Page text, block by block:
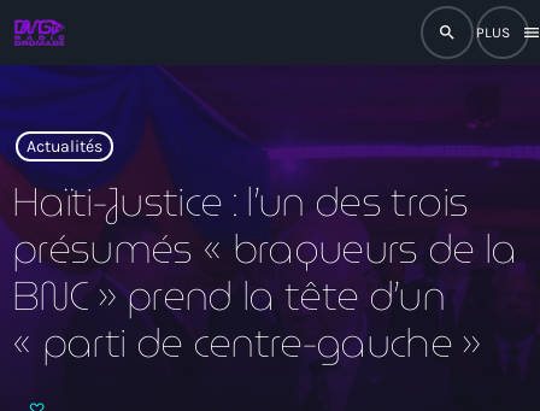
search
menu
play_arrow
play_arrow RADIO DROMAGE
Actualités
Haïti-Justice : l’un des trois
présumés « braqueurs de la
BNC » prend la tête d’un
« parti de centre-gauche »